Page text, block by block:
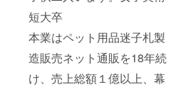
短大卒
本業はペット用品迷子札製
造販売ネット通販を18年続
け、売上総額１億以上、幕